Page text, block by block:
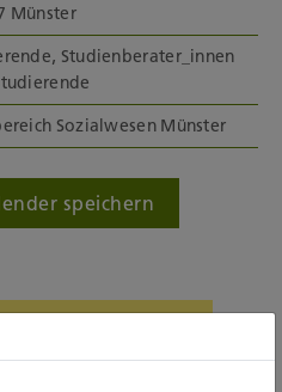
Münster
Studienberater_innen
Sozialwesen Münster
speichern